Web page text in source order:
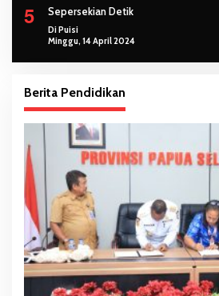
5 Sepersekian Detik
Di Puisi
Minggu, 14 April 2024
Berita Pendidikan